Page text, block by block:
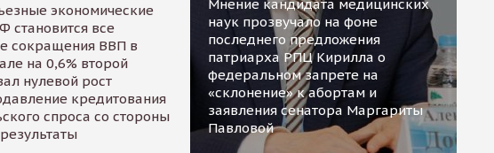
экономические
становится все
сокращения ВВП в
на 0,6% второй
нулевой рост
кредитования
спроса со стороны
Мнение кандидата медицинских
наук прозвучало на фоне
последнего предложения
патриарха РПЦ Кирилла о
федеральном запрете на
«склонение» к абортам и
заявления сенатора Маргариты
Павловой